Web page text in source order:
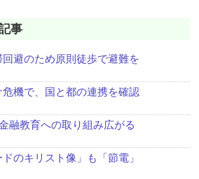
事
避のため原則徒歩で避難を
機で、国と都の連携を確認
融教育への取り組み広がる
のキリスト像」も「節電」